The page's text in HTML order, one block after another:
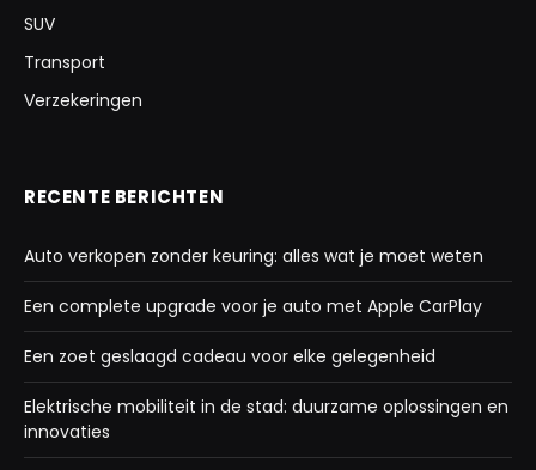
SUV
Transport
Verzekeringen
RECENTE BERICHTEN
Auto verkopen zonder keuring: alles wat je moet weten
Een complete upgrade voor je auto met Apple CarPlay
Een zoet geslaagd cadeau voor elke gelegenheid
Elektrische mobiliteit in de stad: duurzame oplossingen en
innovaties